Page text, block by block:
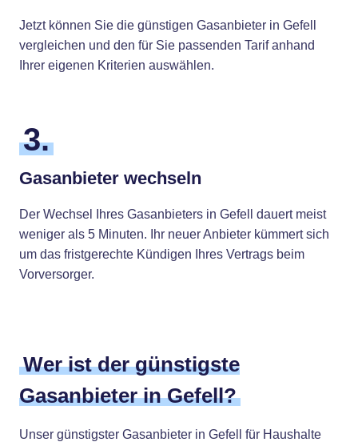
Jetzt können Sie die günstigen Gasanbieter in Gefell
vergleichen und den für Sie passenden Tarif anhand
Ihrer eigenen Kriterien auswählen.
3.
Gasanbieter wechseln
Der Wechsel Ihres Gasanbieters in Gefell dauert meist
weniger als 5 Minuten. Ihr neuer Anbieter kümmert sich
um das fristgerechte Kündigen Ihres Vertrags beim
Vorversorger.
Wer ist der günstigste
Gasanbieter in Gefell?
Unser günstigster Gasanbieter in Gefell für Haushalte